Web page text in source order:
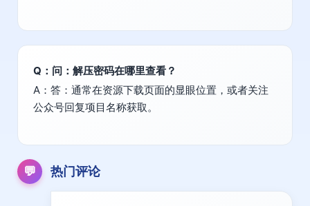
Q：问：解压密码在哪里查看？
A：答：通常在资源下载页面的显眼位置，或者关注
公众号回复项目名称获取。
💬 热门评论